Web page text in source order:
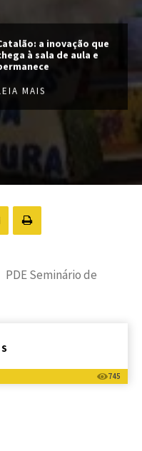
a inovação que
à sala de aula e
MAIS
PDE Seminário de
745